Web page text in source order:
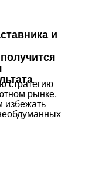
и
стратегию
рынке,
избежать